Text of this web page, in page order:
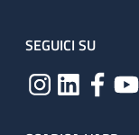
SEGUICI SU